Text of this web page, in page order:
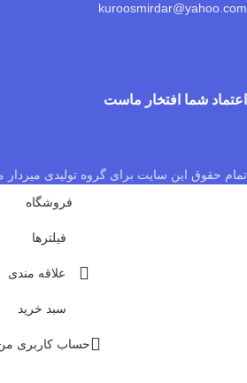
kuroosmirdar@yahoo.com
اعتماد شما افتخار ماست
تمام حقوق این سایت برای گروه تولیدی
فروشگاه
فیلترها
علاقه مندی
سبد خرید
حساب کاربری